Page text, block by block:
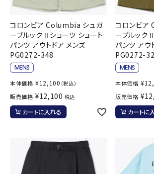
お問い合わせ
メルマガ登録
特定商取引法
プライバシーポリシー
コロンビア Columbia シュガ
ーブルックⅡショーツ ショート
パンツ アウトドア メンズ
PG0272-348
本体価格 ¥12,100 （税込）
販売価格 ¥12,100 税込
カートに入れる
コロンビア
ーブルック
パンツ アウ
PG0272-
本体価格 ¥
販売価格 ¥
カートに